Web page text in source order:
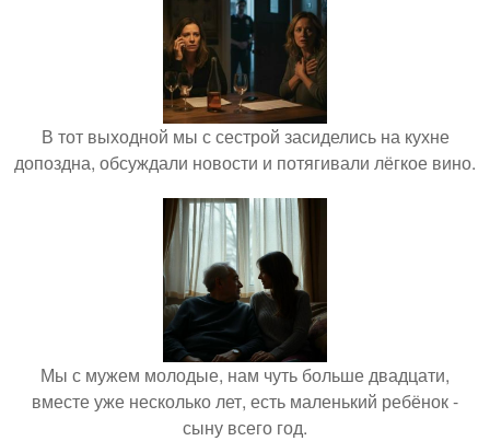
В тот выходной мы с сестрой засиделись на кухне
допоздна, обсуждали новости и потягивали лёгкое вино.
Мы с мужем молодые, нам чуть больше двадцати,
вместе уже несколько лет, есть маленький ребёнок -
сыну всего год.